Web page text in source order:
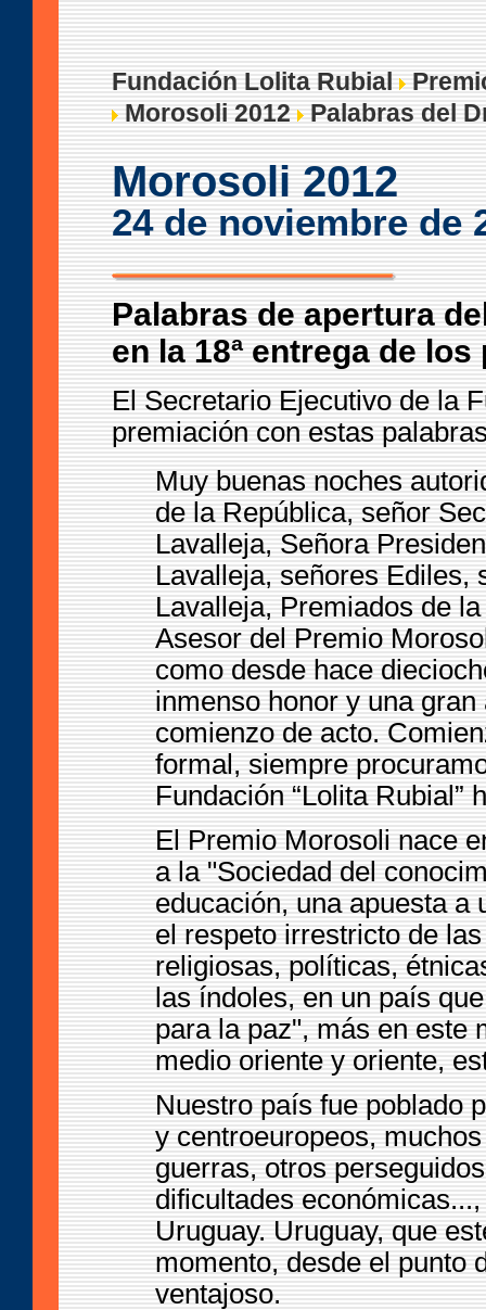
Fundación Lolita Rubial
Morosoli 2012
Palabras del
Morosoli 2012
24 de noviembre de
Palabras de apertura
en la 18ª entrega de
El Secretario Ejecutivo de la
premiación con estas
Muy buenas noches
de la República, señor
Lavalleja, Señora
Lavalleja, señores Ediles,
Lavalleja, Premiados de
Asesor del Premio
como desde hace
inmenso honor y una
comienzo de acto.
formal, siempre
Fundación “Lolita Rubial”
El Premio Morosoli nace
a la "Sociedad del
educación, una apuesta a
el respeto irrestricto de
religiosas, políticas,
las índoles, en un país
para la paz", más en este
medio oriente y oriente,
Nuestro país fue poblado
y centroeuropeos,
guerras, otros
dificultades
Uruguay. Uruguay, que
momento, desde el punto
ventajoso.